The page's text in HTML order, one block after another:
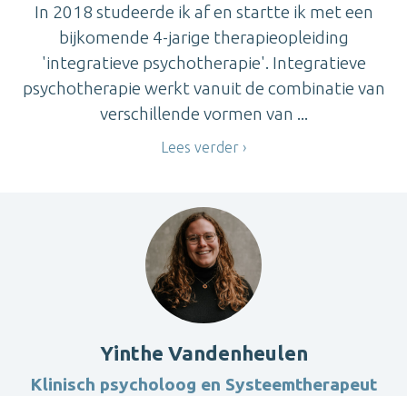
In 2018 studeerde ik af en startte ik met een
bijkomende 4-jarige therapieopleiding
'integratieve psychotherapie'. Integratieve
psychotherapie werkt vanuit de combinatie van
verschillende vormen van ...
Lees verder
Yinthe Vandenheulen
Klinisch psycholoog en Systeemtherapeut